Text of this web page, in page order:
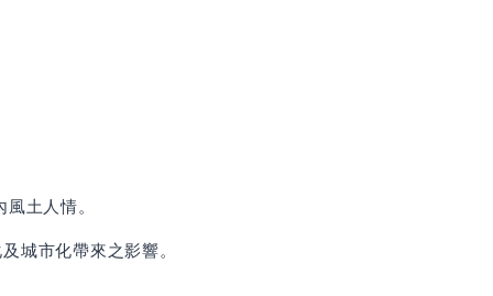
土人情。
城市化帶來之影響。